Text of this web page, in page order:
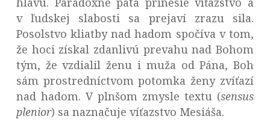
v ľudskej slabosti sa prejaví zrazu sila.
Posolstvo kliatby nad hadom spočíva v tom,
že hoci získal zdanlivú prevahu nad Bohom
tým, že vzdialil ženu i muža od Pána, Boh
sám prostredníctvom potomka ženy zvíťazí
nad hadom. V plnšom zmysle textu (sensus
plenior) sa naznačuje víťazstvo Mesiáša.